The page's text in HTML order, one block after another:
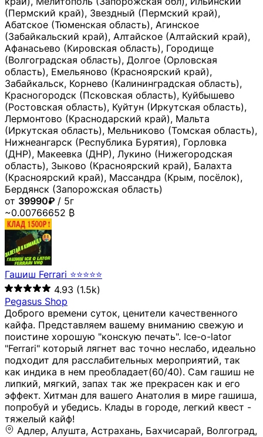
(Пермский край), Звездный (Пермский край),
Абатское (Тюменская область), Агинское
(Забайкальский край), Алтайское (Алтайский край),
Афанасьево (Кировская область), Городище
(Волгоградская область), Долгое (Орловская
область), Емельяново (Красноярский край),
Забайкальск, Корнево (Калининградская область),
Красногородск (Псковская область), Куйбышево
(Ростовская область), Куйтун (Иркутская область),
Лермонтово (Краснодарский край), Мальта
(Иркутская область), Мельниково (Томская область),
Нижнеангарск (Республика Бурятия), Горловка
(ДНР), Макеевка (ДНР), Лукино (Нижегородская
область), Зыково (Красноярский край), Балахта
(Красноярский край), Массандра (Крым, посёлок),
Бердянск (Запорожская область)
от 39990₽ / 5г
~0.00766652 ₿
Гашиш Ferrari ⭐⭐⭐⭐⭐
4.93 (1.5k)
Pegasus Shop
Доброго времени суток, ценители качественного
кайфа. Представляем вашему вниманию свежую и
поистине хорошую "конскую печать". Ice-o-lator
"Ferrari" который лягнет вас точно неслабо, идеально
подходит для расслабительных мероприятий, так
как индика в нем преобладает(60/40). Сам гашиш не
липкий, мягкий, запах так же прекрасен как и его
эффект. Хитман для вашего Анатолия в мире гашиша,
попробуй и убедись. Клады в городе, легкий квест -
тяжелый кайф!
Адлер, Алушта, Астрахань, Бахчисарай, Волгоград, Волжский, Евпатория, Екатеринбург, Ишимбай, Казань, Керчь, Копейск, Курск, Рыльск, Саки, Салават, Симферополь, Сочи, Старый Крым, Стерлитамак, Судак, Уфа, Феодосия, Хабаровск, Челябинск, Ялта, Джанкой, Новосибирск, Щёлкино, Санкт-Петербург, Мурманск, Сургут, Невинномысск, Черкесск, Усть-Лабинск, Геленджик, Ставрополь, Калуга, Елец, Лебедянь, Данков, Жуковский, Оренбург, Орск (Оренбургская область), Магнитогорск, Пермь, Зеленоград, Солнечногорск, Нижний Новгород, Лысково, Заволжье, Кстово, Балахна (Нижегородская область), Богородск, Бор (Нижегородская область), Саратов, Энгельс, Ижевск, Тюмень, Ростов-на-Дону, Шахты, Новочеркасск, Батайск, Аксай, Люберцы, Истра, Москва, Армавир, Краснодар, Магадан, Самара, Анапа, Славянск-на-Кубани, Чаплыгин, Липецк, Нижний Тагил, Орехово-Зуево, Усть-Джегута, Лянтор, Нефтеюганск, Пыть-Ях, Урень, Ветлуга, Шахунья, Новороссийск, Крымск, Тимашёвск, Тольятти, Воткинск, Звенигород, Руза, Можайск, Белгород, Воронеж, Соликамск, Нытва, Лысьва (Пермский край), Чусовой, Кунгур, Краснокамск, Миасс, Губаха, Тула, Новомосковск, Донской, Омск, Льгов, Мытищи, Королёв, Ивантеевка, Балашиха, Семилуки, Кудымкар, Старый Оскол, Оса (Пермский край), Одинцово (Московская область), Ханты-Мансийск, Лабинск, Темрюк, Курганинск, Белореченск (Краснодарский край), Алупкa, Губкин, Рязань, Калининград, Усть-Илимск, Фрязино, Минеральные Воды, Пятигорск, Кострома, Ярославль, Коркино, Верхняя Пышма, Подольск, Красноярск, Смоленск, Долгопрудный, Чебоксары, Калачинск, Канск, Киров (Кировская область), Вологда, Рославль, Владивосток, Обнинск, Балабаново (Калужская область), Малоярославец, Брянск, Видное, Ярцево, Вязьма, Гагарин, Приволжск, Фурманов, Чайковский, Кинешма, Горячий Ключ, Улан-Удэ, Туймазы, Дюртюли, Альметьевск, Нефтекамск, Хадыженск, Апшеронск, Майкоп, Уссурийск, Ульяновск, Гатчина, Луга (Ленинградская область), Надым, Ногинск, Электросталь, Железнодорожный (Московская область), Бутурлиновка, Кириллов, Краснознаменск (Калиниградская область), Мышкин, Томмот, Холм, Абакан, Абдулино, Агидель, Агрыз, Адыгейск, Азнакаево, Алатырь, Алдан, Алейск, Александров, Александровск, Алексеевка (Белгородская обл.), Алексин, Амурск, Анадырь, Ангарск, Андреаполь, Анжеро-Судженск, Анива, Апатиты, Арамиль, Ардон, Арзамас, Аркадак, Арсеньев, Артём, Артёмовский, Архангельск, Асбест, Асино, Аткарск, Ахтубинск, Аша, Бабаево (Вологодская область), Бавлы (Республика Татарстан), Байкальск, Бакал, Баксан, Балаклава, Балаково (Саратовская область), Балашов (Саратовская область), Балтийск, Барабинск, Барнаул, Барыш (Ульяновская область), Бежецк, Белая Калитва (Ростовская область), Белебей, Белогорск (Крым), Белозерск, Белокуриха, Беломорск, Белоозёрский (Московская область), Белорецк (Республика Башкортостан), Кызыл, Белоярский (Ханты-Мансийский АО), Бердск, Березники (Пермский край), Берёзовский (Кемеровская область), Берёзовский (Свердловская область), Беслан, Бийск, Бикин, Билибино, Биробиджан, Благовещенск (Амурская область), Благовещенск (Башкортостан), Бобров, Богородицк, Боготол, Богучар, Бокситогорск (Ленинградская область), Бологое (Тверская область), Болхов, Большой Камень (Приморский край), Борисоглебск (Воронежская область), Боровичи (Новгородская область), Боровск, Бородино, Братск, Бронницы (Московская область), Бугульма (Республика Татарстан), Бугуруслан (Оренбургская область), Буинск, Буй, Буйнакск, Валдай, Валуйки, Велиж, Великие Луки, Великий Новгород, Великий Устюг, Вельск, Венёв, Верещагино, Верхнеуральск, Верхний Уфалей, Верхняя Салда, Верхняя Тура, Весьегонск, Вилючинск, Вихоревка, Вичуга, Владикавказ, Волгодонск, Волгореченск, Володарск, Волосово, Волчанск, Вольск, Воркута, Ворсма, Всеволожск (Ленинградская область), Вуктыл, Выкса, Высоковск, Высоцк, Вытегра, Вышний Волочёк, Вяземский, Вязники, Вятские Поляны, Нея, Шилка, Гаврилов Посад, Гаврилов-Ям, Гай, Галич, Гдов, Голицыно, Горно-Алтайск, Горнозаводск, Горняк, Городец, Гороховец, Гремячинск, Грозный, Грязи, Грязовец, Губкинский, Гуково, Гулькевичи, Гурьевск (Калининградская область), Гурьевск (Кемеровская область), Гусев, Гусь-Хрустальный, Давлеканово, Далматово, Дальнегорск, Дегтярск, Дедовск, Демидов, Дербент, Десногорск, Дзержинск, Дзержинский (Московская область), Дивногорск, Димитровград, Дмитровск, Дно, Добрянка, Долинск, Домодедово, Донецк (ДНР), Дорогобуж, Дрезна, Дубна, Дудинка, Духовщина, Дятьково, Егорьевск, Елабуга, Елизово, Ельня (Будет изменено название), Емва, Енисейск, Ермолино, Ершов, Ессентуки, Ефремов, Железноводск, Железногорск (Красноярский край), Железногорск (Курская область), Железногорск-Илимский, Жигулёвск, Жиздра, Жирновск, Жуков, Жуковка, Заводоуковск, Заволжск, Задонск, Заинск, Заозёрный, Заозёрск, Западная Двина, Заполярный, Зарайск, Заречный (Пензенская область), Заречный (Свердловская область), Заринск, Звенигово, Зверево, Зеленогорск ( Ленинградская обл. ), Зеленоградск, Зеленодольск, Зеленокумск, Зерноград, Зима, Змеиногорск, Зубцов, Ивангород, Иваново, Ивдель, Избербаш, Изобильный, Иланский, Инза, Инкерман, Инта, Ипатово, Искитим, Йошкар-Ола, Кадников, Калач, Калач-на-Дону, Калининск, Калтан, Калязин, Камбарка, Каменка (Пензенская область), Каменногорск (Ленинградская область), Каменск-Уральский, Каменск-Шахтинский, Камень-на-Оби, Камешково, Камышин, Канаш, Кандалакша, Карабаново, Карабаш, Карачаевск, Каргат, Каргополь, Карпинск, Карталы, Касимов, Касли, Каспийск, Катав-Ивановск, Катайск, Качканар, Кашин, Кашира, Кемерово, Кемь, Кизел, Кизилюрт, Кизляр, Кимовск, Кимры, Кингисепп, Кинель, Киреевск, Киренск, Киржач, Кириши, Кирово-Чепецк, Кировск (Ленинградская область), Кировск (Мурманская область), Кирсанов, Киселёвск, Кисловодск, Климовск, Клинцы, Княгинино, Ковдор, Ковров, Когалым, Козельск, Козьмодемьянск, Кола, Кологрив, Колпашево, Колпино, Кольчугино, Комсомольск, Комсомольск-на-Амуре, Конаково, Кондопога, Кондрово, Константиновск, Кораблино, Кореновск, Корсаков, Коряжма, Костерёво, Костомукша, Котельники, Котельниково, Котельнич, Котлас, Котовск, Кохма, Красноармейск (Московская область), Краснозаводск, Краснознаменск (Московская область), Краснокаменск, Краснослободск (Волгоградская область), Краснотурьинск, Красноуральск, Красный Сулин, Кремёнки, Кропоткин, Кубинка, Кувшиново (Тверская область), Кудрово, Кулебаки, Кумертау, Курлово, Куровское, Куртамыш, Курчатов, Куса, Кушва, Кыштым, Лабытнанги, Лагань, Лаишево (Республика Татарстан), Лакинск, Лангепас, Лахденпохья, Ленинск-Кузнецкий, Ленск (Республика Саха), Лермонтов (Ставропольский край), Лесозаводск (Приморский край), Лесосибирск, Ливны (Орловская область), Ликино-Дулёво, Липки (Тульская область), Лиски (Воронежская область), Лихославль, Лодейное Поле, Ломоносов (Санкт-Петербург), Лосино-Петровский, Лукоянов, Луховицы, Лыткарино, Любань (Ленинградская область), Любим, Людиново, Магас, Майский, Макаров, Малая Вишера, Малгобек, Мамадыш, Мамоново, Мантурово, Маркс, Махачкала, Мглин, Мегион, Медвежьегорск, Медногорск, Медынь, Меленки, Мелеуз, Менделеевск, Мещовск, Микунь, Миллерово, Минусинск, Миньяр, Мирный (Архангельская область), Мирный (Якутия), Михайловка (Город), Михайловск (Свердловская область), Михайловск (Ставропольский край), Могоча, Можга, Моздок, Мончегорск, Морозовск, Моршанск, Мосальск, Муравленко, Мурино, Муром, Мценск, Мыски, Набережные Челны, Навашино (Нижегородская область), Назарово (Красноярский край), Назрань, Нальчик, Наро-Фоминск, Нарткала, Нарьян-Мар, Находка, Невель (Псковская область), Невельск, Невьянск, Нелидово (Тверская область), Неман, Нерехта (Костромская область), Нерюнгри, Нестеров, Нефтегорск (Самарская область), Нефтекумск, Нижневартовск, Нижнекамск (Республика Татарстан), Нижнеудинск, Нижние Серги, Нижний Ломов, Нижняя Тура, Николаевск-на-Амуре, Никольск (Вологодская область), Никольск (Пензенская область), Новая Ладога, Новая Ляля, Новоалександровск, Новоалтайск, Нововоронеж, Новодвинск, Новозыбков, Новокубанск, Новокуйбышевск, Новомичуринск, Новопавловск, Новоржев, Новосокольники, Новотроицк, Новоульяновск, Новоуральск, Новохопёрск, Новочебоксарск, Новошахтинск, Новый Оскол, Новый Уренгой, Норильск, Нурлат, Нягань, Нязепетровск, Няндома, Облучье, Обоянь, Озёрск (Калининградская область), Озёрск (Челябинская область), Озёры, Октябрьск (Самарская область), Октябрьский (Башкортостан), Окуловка (Новгородская область), Оленегорск, Олонец, Онега, Опочка, Осинники, Осташков, Остров, Острогожск, Отрадный, Оха, Павлово, Павловск (Воронежская область), Павловск (Санкт-Петербург), Павловский Посад, Партизанск, Певек, Пенза, Первоуральск, Перевоз, Пересвет, Переславль-Залесский, Пестово (Новгородская область), Петрозаводск, Петропавловск-Камчатский, Печоры, Пикалёво, Пионерский, Питкяранта, Плавск, Плёс, Подпорожье, Покачи, Покров, Покровск, Полесск, Полысаево, Полярные Зори, Полярный, Поронайск, Порхов, Похвистнево, Почеп, Починок, Пошехонье, Правдинск, Приморск (Калининградская область), Приморско-Ахтарск, Приозерск, Прокопьевск, Протвино, Прохладный, Пугачёв, Пудож, Пустошка, Пушкино, Пущино, Пыталово, Радужный (Владимирская область), Радужный (Ханты-Мансийский АО), Райчихинск, Раменское, Рассказово, Ревда, Реж, Реутов, Родники, Россошь, Ростов (Ярославская обл.), Рошаль, Ртищево, Рубцовск, Рузаевка, Рыбинск, Рыбное, Ряжск, Салехард, Сальск, Саранск, Сарапул, Саров, Сасово, Сатка, Сафоново, Саяногорск, Саянск, Светлогорск, Светлоград, Светлый, Светогорск (Ленинградская область), Свободный, Себеж, Северобайкальск, Северодвинск, Североуральск, Сегежа, Семикаракорск, Сенгилей, Серафимович, Сергач, Сергиев Посад, Сердобск, Сертолово (Ленинградская область), Сестрорецк (Ленинградская область), Сибай, Скопин, Славгород, Сланцы, Слободской, Слюдянка, Собинка, Советск (Кировская область), Советск (Калининградская область), Советск (Тульская область), Советская Гавань, Советский (Ханты-Мансийский АО), Сокол (Вологодская область), Солигалич, Соль-Илецк, Сольцы, Сортавала, Сосенский, Сосновоборск, Сосновый Бор (Ленинградская область), Сосногорск, Спас-Клепики, Спасск-Рязанский, С